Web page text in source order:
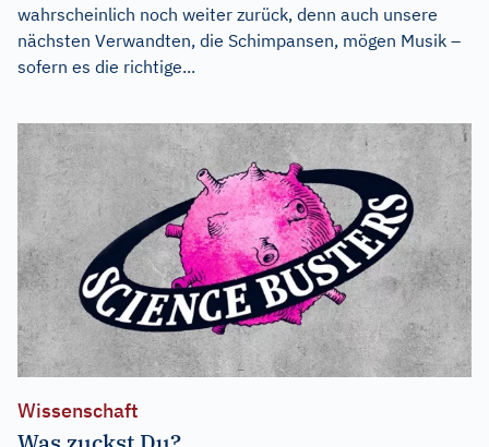
wahrscheinlich noch weiter zurück, denn auch unsere
nächsten Verwandten, die Schimpansen, mögen Musik –
sofern es die richtige...
Wissenschaft